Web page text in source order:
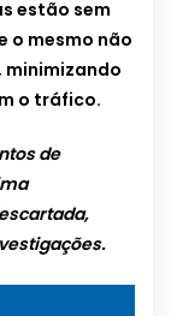
estão sem
o mesmo não
minimizando
o tráfico.
de